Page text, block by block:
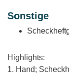
Sonstige
Highlights:
1. Hand;